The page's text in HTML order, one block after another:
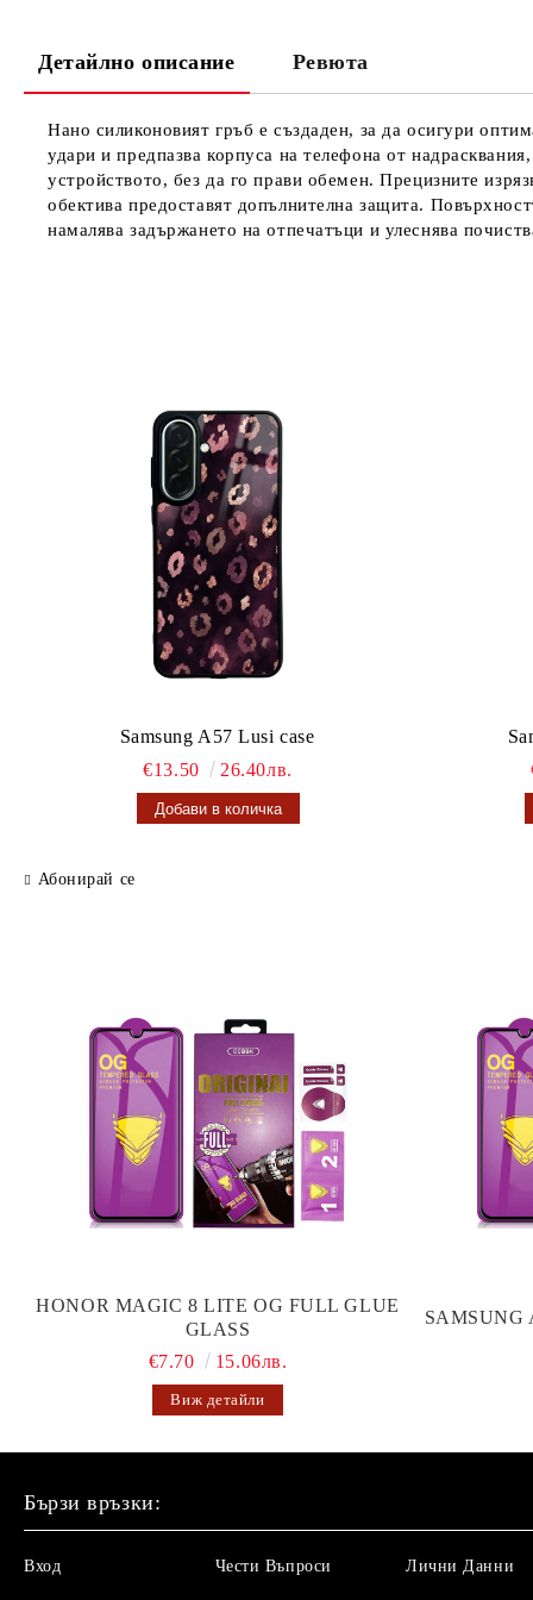
Детайлно описание Ревюта
Нано силиконовият гръб е създаден, за да осигури
удари и предпазва корпуса на телефона от
устройството, без да го прави обемен. Прецизните
обектива предоставят допълнителна защита.
намалява задържането на отпечатъци и улеснява
Samsung A57 Lusi case
€13.50
26.40лв.
Абонирай се
HONOR MAGIC 8 LITE OG FULL GLUE
GLASS
€7.70
15.06лв.
Виж детайли
SAMSUNG
Бързи връзки:
Вход Чести Въпроси Лични Данни